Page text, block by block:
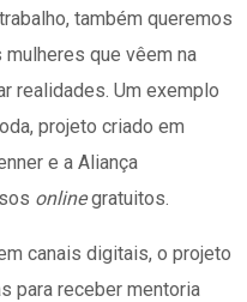
também queremos
que vêem na
realidades. Um exemplo
projeto criado em
e a Aliança
onlinegratuitos.
canais digitais, o projeto
para receber mentoria